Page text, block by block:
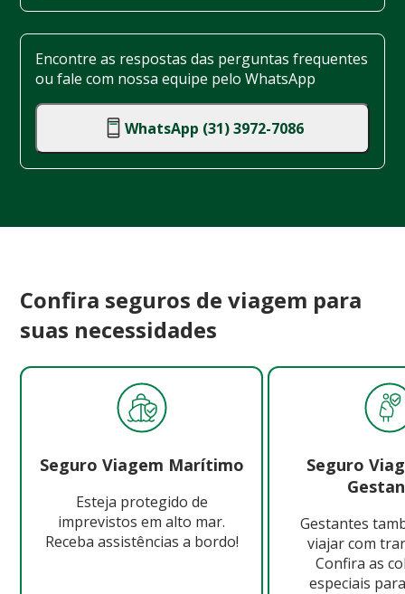
Encontre as respostas das perguntas frequentes
ou fale com nossa equipe pelo WhatsApp
WhatsApp (31) 3972-7086
Confira seguros de viagem para
suas necessidades
Seguro Viagem Marítimo
Esteja protegido de
imprevistos em alto mar.
Receba assistências a bordo!
Seguro
Gestantes
viajar com
Confira as
especiais